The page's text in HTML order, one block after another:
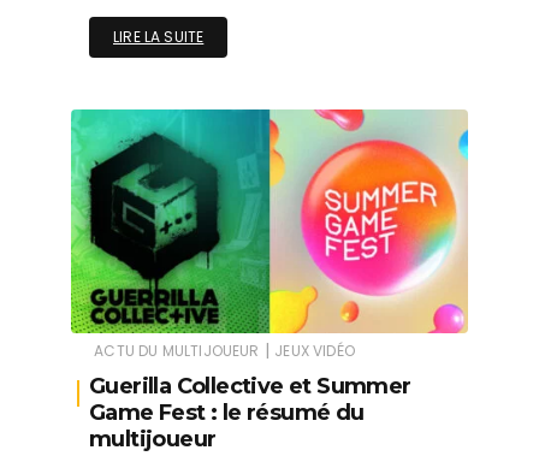
LIRE LA SUITE
ACTU DU MULTIJOUEUR | JEUX VIDÉO
Guerilla Collective et Summer
Game Fest : le résumé du
multijoueur